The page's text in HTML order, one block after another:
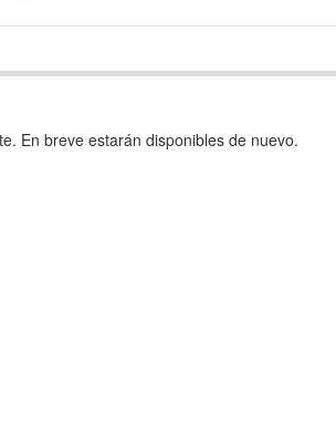
En breve estarán disponibles de nuevo.